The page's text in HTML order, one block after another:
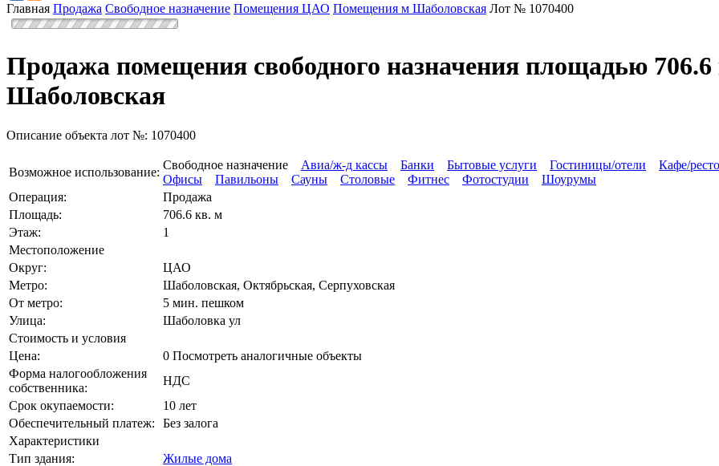
Главная Продажа Свободное назначение Помещения ЦАО Помещения м Шаболовская Лот № 1070400
Продажа помещения свободного назначения площадью
Шаболовская
Описание объекта лот №: 1070400
Возможное использование:
Свободное назначение Авиа/ж-д кассы Банки Бытовые услуги Гостиницы/отели Кафе/
Офисы
Павильоны Сауны Столовые Фитнес Фотостудии
Шоурумы
Операция:
Продажа
Площадь:
706.6 кв. м
Этаж:
1
Местоположение
Округ:
ЦАО
Метро:
Шаболовская, Октябрьская, Серпуховская
От метро:
5 мин. пешком
Улица:
Шаболовка ул
Стоимость и условия
Цена:
0 Посмотреть аналогичные объекты
Форма налогообложения
собственника:
НДС
Срок окупаемости:
10 лет
Обеспечительный платеж:
Без залога
Характеристики
Тип здания:
Жилые дома